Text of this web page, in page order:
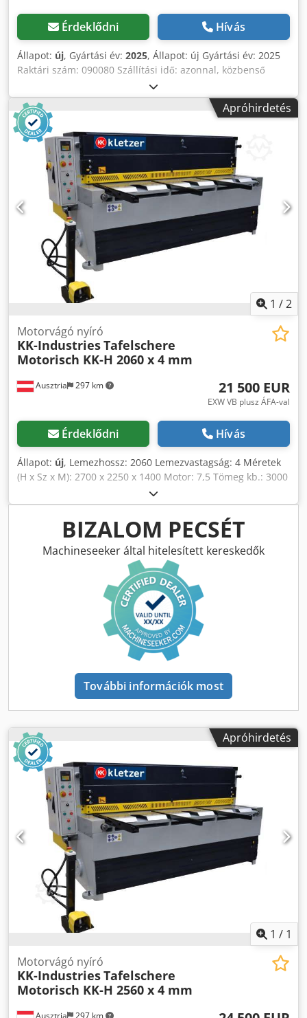
Érdeklődni Hívás
Állapot: új, Gyártási év: 2025, Állapot: új Gyártási év: 2025
Raktári szám: 090080 Szállítási idő: azonnal, közbenső
eladás lehetséges Származási ország: Törökország Ár:
32.100 € Lízingdíj: 613,11 € Raktáron: 1 db Dsdpjwirvpofx
Ad Rjck Vágáshossz: 3100 mm Max. lemezvastagság -
szénacél: 4 mm Löketek száma: 42 1/perc Vágási szög: 1,5°
Hátsó ütköző: 750 mm Motor teljesítmény: 7,5 kW
Tartókarok: 2 db Asztal magassága: 800 mm Asztal
szélessége: 450 mm Hossz: 3700 mm Szélesség: 2300 mm
Magasság: 1350 mm Súly: 3730 kg Motorizált hátsó ütköző
golyósorsóval és DT5 előválasztó vezérléssel Gumiborítású
leszorító Oldalütköző T-horonyval 2 lemeztartó kar Golyó az
asztalban Mérőszalag Billentő ütköző Fényfüggöny a gép
hátulsó részén Vágási vonal megvilágítása Használati
útmutató NÉMET és ANGOL nyelven
Apróhirdetés
1 /2
Ausztria 297 km
Motorvágó nyíró
KK-IndustriesTafelschere
Motorisch KK-H 2060 x 4 mm
21 500 EUR
EXW VB plusz ÁFA-val
Érdeklődni Hívás
Állapot: új, Lemezhossz: 2060 Lemezvastagság: 4 Méretek
(H x Sz x M): 2700 x 2250 x 1400 Motor: 7,5 Tömeg kb.: 3000
Standard tartozékok: NC vezérlés Programozható, motoros
hátsó ütköző 750 mm-es elmozdulással Árnyékvonal-
világítás 1 ütközősín skálával Djdpfsgickrox Ad Rock 2
lemeztartó kar 1 lemeztartó kar (1106, 1306, 1505
modellekhez) Ujjvédő Görgős szállítószalag A
pengetávolság egyszerű beállítása elölről Gömbcsavar
Vágásszámláló Hordozható lábpedál vészleállító gombbal
Fénysorompó a hátsó biztonsági védőburkolatokon
BIZALOM PECSÉT
Machineseeker által hitelesített kereskedők
További információk most
Apróhirdetés
1 / 1
Ausztria 297 km
Motorvágó nyíró
KK-IndustriesTafelschere
Motorisch KK-H 2560 x 4 mm